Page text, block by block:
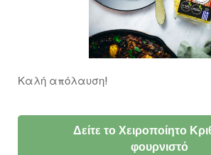
Καλή απόλαυση!
Δείτε το Χειροποίητο
φουρνιστό